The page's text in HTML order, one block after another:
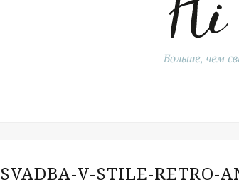
SVADBA-V-STILE-RETRO-